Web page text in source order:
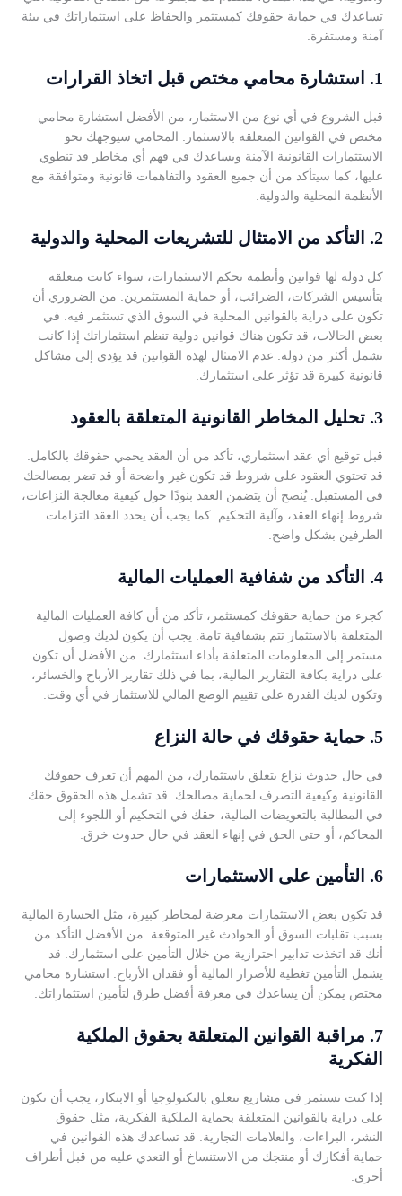
تساعدك في حماية حقوقك كمستثمر والحفاظ على استثماراتك في بيئة
آمنة ومستقرة.
1. استشارة محامي مختص قبل اتخاذ القرارات
قبل الشروع في أي نوع من الاستثمار، من الأفضل استشارة محامي
مختص في القوانين المتعلقة بالاستثمار. المحامي سيوجهك نحو
الاستثمارات القانونية الآمنة ويساعدك في فهم أي مخاطر قد تنطوي
عليها، كما سيتأكد من أن جميع العقود والتفاهمات قانونية ومتوافقة مع
الأنظمة المحلية والدولية.
2. التأكد من الامتثال للتشريعات المحلية والدولية
كل دولة لها قوانين وأنظمة تحكم الاستثمارات، سواء كانت متعلقة
بتأسيس الشركات، الضرائب، أو حماية المستثمرين. من الضروري أن
تكون على دراية بالقوانين المحلية في السوق الذي تستثمر فيه. في
بعض الحالات، قد تكون هناك قوانين دولية تنظم استثماراتك إذا كانت
تشمل أكثر من دولة. عدم الامتثال لهذه القوانين قد يؤدي إلى مشاكل
قانونية كبيرة قد تؤثر على استثمارك.
3. تحليل المخاطر القانونية المتعلقة بالعقود
قبل توقيع أي عقد استثماري، تأكد من أن العقد يحمي حقوقك بالكامل.
قد تحتوي العقود على شروط قد تكون غير واضحة أو قد تضر بمصالحك
في المستقبل. يُنصح أن يتضمن العقد بنودًا حول كيفية معالجة النزاعات،
شروط إنهاء العقد، وآلية التحكيم. كما يجب أن يحدد العقد التزامات
الطرفين بشكل واضح.
4. التأكد من شفافية العمليات المالية
كجزء من حماية حقوقك كمستثمر، تأكد من أن كافة العمليات المالية
المتعلقة بالاستثمار تتم بشفافية تامة. يجب أن يكون لديك وصول
مستمر إلى المعلومات المتعلقة بأداء استثمارك. من الأفضل أن تكون
على دراية بكافة التقارير المالية، بما في ذلك تقارير الأرباح والخسائر،
وتكون لديك القدرة على تقييم الوضع المالي للاستثمار في أي وقت.
5. حماية حقوقك في حالة النزاع
في حال حدوث نزاع يتعلق باستثمارك، من المهم أن تعرف حقوقك
القانونية وكيفية التصرف لحماية مصالحك. قد تشمل هذه الحقوق حقك
في المطالبة بالتعويضات المالية، حقك في التحكيم أو اللجوء إلى
المحاكم، أو حتى الحق في إنهاء العقد في حال حدوث خرق.
6. التأمين على الاستثمارات
قد تكون بعض الاستثمارات معرضة لمخاطر كبيرة، مثل الخسارة المالية
بسبب تقلبات السوق أو الحوادث غير المتوقعة. من الأفضل التأكد من
أنك قد اتخذت تدابير احترازية من خلال التأمين على استثمارك. قد
يشمل التأمين تغطية للأضرار المالية أو فقدان الأرباح. استشارة محامي
مختص يمكن أن يساعدك في معرفة أفضل طرق لتأمين استثماراتك.
7.
مراقبة القوانين المتعلقة بحقوق الملكية
الفكرية
إذا كنت تستثمر في مشاريع تتعلق بالتكنولوجيا أو الابتكار، يجب أن تكون
على دراية بالقوانين المتعلقة بحماية الملكية الفكرية، مثل حقوق
النشر، البراءات، والعلامات التجارية. قد تساعدك هذه القوانين في
حماية أفكارك أو منتجك من الاستنساخ أو التعدي عليه من قبل أطراف
أخرى.